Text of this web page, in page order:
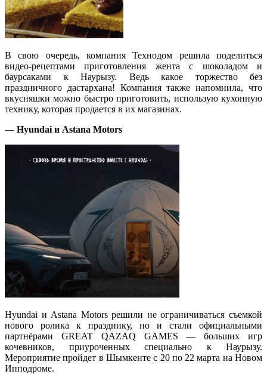
В свою очередь, компания Технодом решила поделиться
видео-рецептами приготовления жента с шоколадом и
баурсаками к Наурызу. Ведь какое торжество без
праздничного дастархана! Компания также напомнила, что
вкусняшки можно быстро приготовить, использую кухонную
технику, которая продается в их магазинах.
— Hyundai и Astana Motors
Hyundai и Astana Motors решили не ограничиваться съемкой
нового ролика к празднику, но и стали официальными
партнёрами GREAT QAZAQ GAMES — больших игр
кочевников, приуроченных специально к Наурызу.
Мероприятие пройдет в Шымкенте с 20 по 22 марта на Новом
Ипподроме.